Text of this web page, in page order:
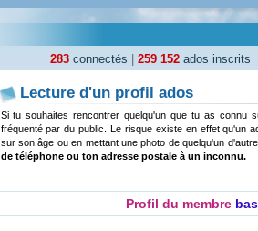
283 connectés 259 152 ados inscrits
Lecture d'un profil ados
Si tu souhaites rencontrer quelqu'un que tu as connu
fréquenté par du public. Le risque existe en effet qu'un
sur son âge ou en mettant une photo de quelqu'un
de téléphone ou ton adresse postale à un inconnu.
Profil du membre